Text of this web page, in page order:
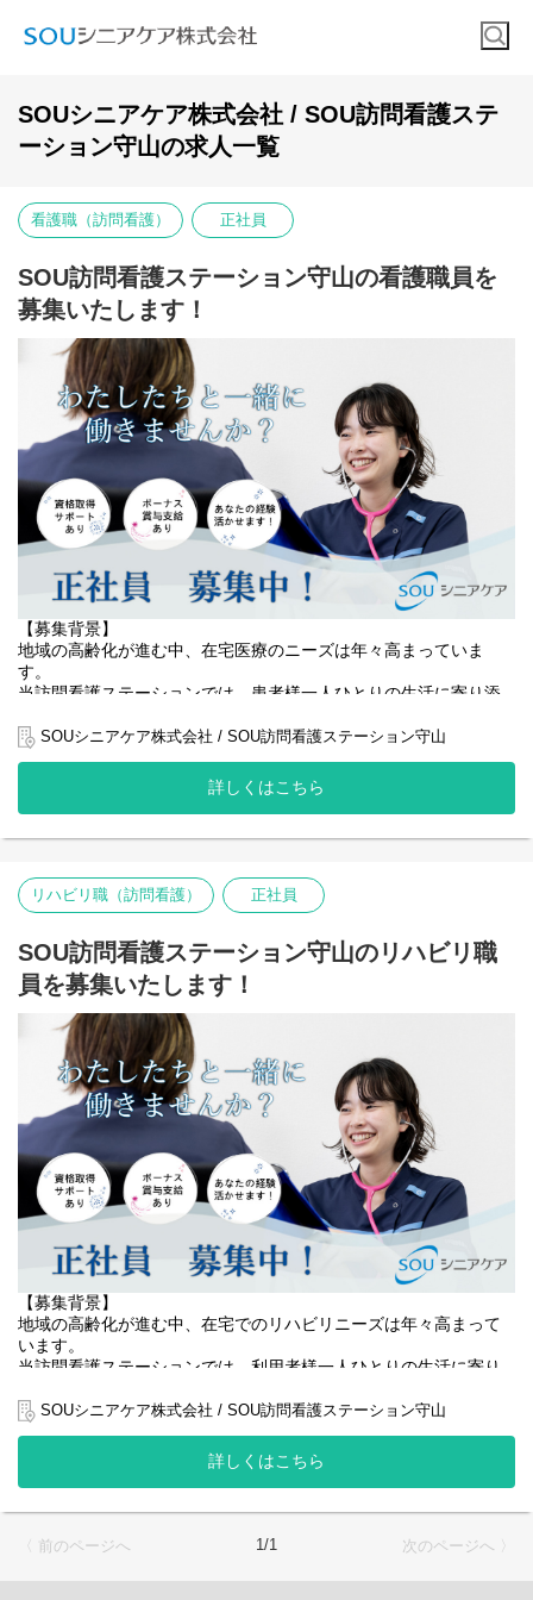
SOUシニアケア株式会社 / SOU訪問看護ステ
ーション守山の求人一覧
看護職（訪問看護） 正社員
SOU訪問看護ステーション守山の看護職員を
募集いたします！
【募集背景】
地域の高齢化が進む中、在宅医療のニーズは年々高まっていま
す。
当訪問看護ステーションでは、患者様一人ひとりの生活に寄り添
の高い看護サービスの提供に努めています。
おかげさまでご依頼も増加しており、事業拡大に伴い、より手厚
いケアを実現するために正社員の看護師を増員することになりま
した。
患者様の増加に対応し、一人ひとりに寄り添ったきめ細やかなケ
地域医療に貢献したい方、在宅看護を通して患者様の生活を支え
【役割】
地域に根差した訪問看護ステーションにおいて、正看護師として
高齢化が進む中、在宅医療の需要は増加しており、当ステーショ
ンもそのニーズに応えるべく事業拡大を進めています。
主な業務内容
・バイタルチェック
・点滴、注射
・服薬管理
・症状の観察
・医療機器の操作
・訪問記録の作成
・医師、ケアマネジャーなど関係機関との連携
患者様一人ひとりに合わせた個別ケアを行い、安心して自宅での
療養生活を続けられるよう支援します。
将来的には、チームの中核として管理職や専門職へのキャリアア
ップも可能です。
■ 健康状態の観察・アセスメント
バイタル測定や全身状態の確認を行い、異常の早期発見に努めま
■ 医療的ケアの提供
点滴、注射、カテーテル管理、褥瘡ケアなど、医師の指示に基づ
SOUシニアケア株式会社 / SOU訪問看護ステーション守山
詳しくはこちら
リハビリ職（訪問看護） 正社員
SOU訪問看護ステーション守山のリハビリ職
員を募集いたします！
【募集背景】
地域の高齢化が進む中、在宅でのリハビリニーズは年々高まって
います。
当訪問看護ステーションでは、利用者様一人ひとりの生活に寄り
高い訪問リハビリサービスの提供に努めています。
おかげさまでご依頼も増加しており、事業拡大に伴い、より手厚
い支援を実現するためにリハビリ職（PT・OT・ST）を増員する
ことになりました。
利用者様の増加に対応し、一人ひとりに合わせたリハビリを提供
するため、リハビリチームの強化が急務となっています。
SOUシニアケア株式会社 / SOU訪問看護ステーション守山
詳しくはこちら
〈 前のページへ 1/1 次のページへ 〉